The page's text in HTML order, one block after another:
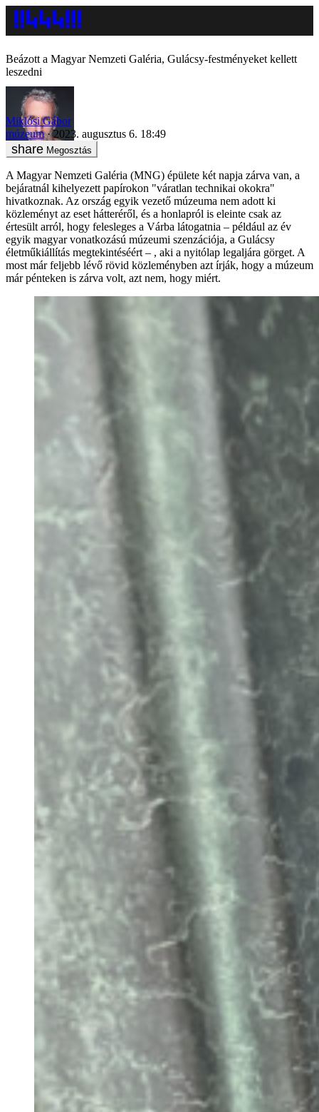
Beázott a Magyar Nemzeti Galéria, Gulácsy-festményeket kellett
leszedni
Miklósi Gábor
múzeum
2023. augusztus 6. 18:49
Megosztás
A Magyar Nemzeti Galéria (MNG) épülete két napja zárva van, a
bejáratnál kihelyezett papírokon "váratlan technikai okokra"
hivatkoznak. Az ország egyik vezető múzeuma nem adott ki
közleményt az eset hátteréről, és a honlapról is eleinte csak az
értesült arról, hogy felesleges a Várba látogatnia – például az év
egyik magyar vonatkozású múzeumi szenzációja, a Gulácsy
életműkiállítás megtekintéséért – , aki a nyitólap legaljára görget. A
most már feljebb lévő rövid közleményben azt írják, hogy a múzeum
már pénteken is zárva volt, azt nem, hogy miért.